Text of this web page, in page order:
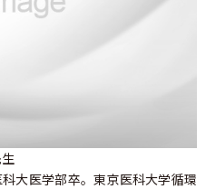
大医学部卒。東京医科大学循環